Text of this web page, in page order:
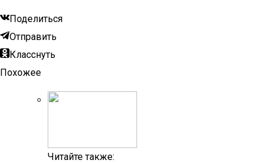
Поделиться
Отправить
Класснуть
Похожее
Читайте также: